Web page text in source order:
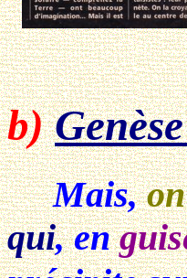
b)
Mais,
qui, en